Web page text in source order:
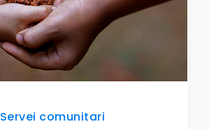
Servei comunitari